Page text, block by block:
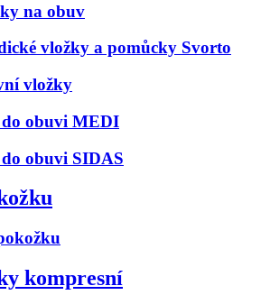
na obuv
vložky a pomůcky Svorto
vložky
obuvi MEDI
obuvi SIDAS
kompresní